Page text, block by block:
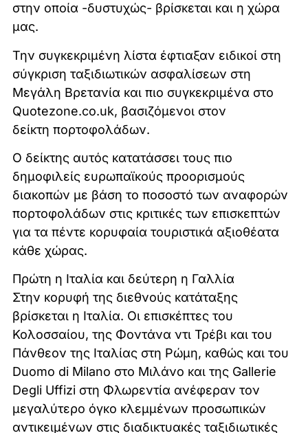
στην οποία -δυστυχώς- βρίσκεται και η χώρα
μας.
Την συγκεκριμένη λίστα έφτιαξαν ειδικοί στη
σύγκριση ταξιδιωτικών ασφαλίσεων στη
Μεγάλη Βρετανία και πιο συγκεκριμένα στο
Quotezone.co.uk, βασιζόμενοι στον
δείκτη πορτοφολάδων.
Ο δείκτης αυτός κατατάσσει τους πιο
δημοφιλείς ευρωπαϊκούς προορισμούς
διακοπών με βάση το ποσοστό των αναφορών
πορτοφολάδων στις κριτικές των επισκεπτών
για τα πέντε κορυφαία τουριστικά αξιοθέατα
κάθε χώρας.
Πρώτη η Ιταλία και δεύτερη η Γαλλία
Στην κορυφή της διεθνούς κατάταξης
βρίσκεται η Ιταλία. Οι επισκέπτες του
Κολοσσαίου, της Φοντάνα ντι Τρέβι και του
Πάνθεον της Ιταλίας στη Ρώμη, καθώς και του
Duomo di Milano στο Μιλάνο και της Gallerie
Degli Uffizi στη Φλωρεντία ανέφεραν τον
μεγαλύτερο όγκο κλεμμένων προσωπικών
αντικειμένων στις διαδικτυακές ταξιδιωτικές